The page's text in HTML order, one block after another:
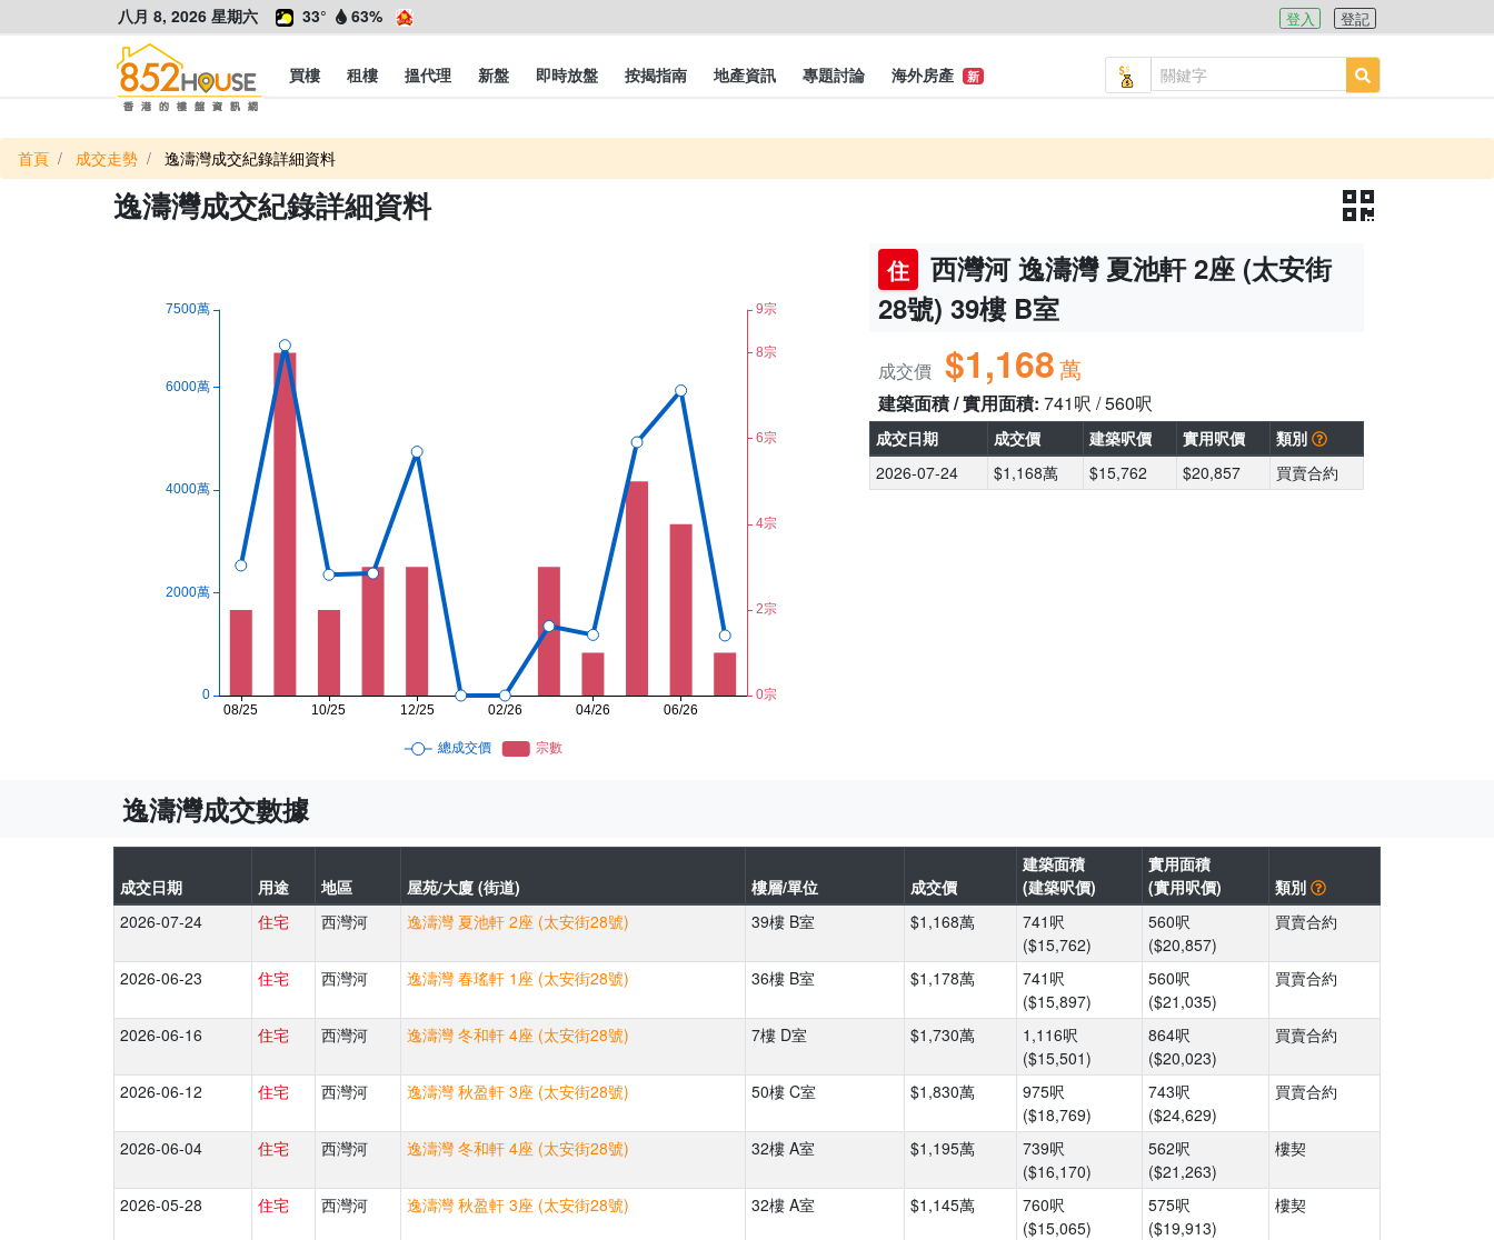
八月 8, 2026 星期六 33° 63% 登入 登記
買樓 租樓 搵代理 新盤 即時放盤 按揭指南 地產資訊 專題討論 海外房產 新
首頁 成交走勢 逸濤灣成交紀錄詳細資料
逸濤灣成交紀錄詳細資料
住
西灣河 逸濤灣 夏池軒 2座 (太安街
28號) 39樓 B室
成交價 $1,168萬
建築面積 / 實用面積: 741呎 / 560呎
成交日期 成交價 建築呎價 實用呎價
類別
2026-07-24
$1,168萬 $15,762 $20,857 買賣合約
逸濤灣成交數據
成交日期 用途 地區 屋苑/大廈 (街道) 樓層/單位 成交價
建築面積
(建築呎價)
實用面積
(實用呎價)
類別
2026-07-24
住宅 西灣河 逸濤灣 夏池軒 2座 (太安街28號) 39樓 B室 $1,168萬
741呎
($15,762)
560呎
($20,857)
買賣合約
2026-06-23 住宅 西灣河 逸濤灣 春瑤軒 1座 (太安街28號) 36樓 B室 $1,178萬
741呎
($15,897)
560呎
($21,035)
買賣合約
2026-06-16 住宅 西灣河 逸濤灣 冬和軒 4座 (太安街28號) 7樓 D室 $1,730萬
1,116呎
($15,501)
864呎
($20,023)
買賣合約
2026-06-12 住宅 西灣河 逸濤灣 秋盈軒 3座 (太安街28號) 50樓 C室 $1,830萬
975呎
($18,769)
743呎
($24,629)
買賣合約
2026-06-04 住宅 西灣河 逸濤灣 冬和軒 4座 (太安街28號) 32樓 A室 $1,195萬
739呎
($16,170)
562呎
($21,263)
樓契
2026-05-28 住宅 西灣河 逸濤灣 秋盈軒 3座 (太安街28號) 32樓 A室 $1,145萬
760呎
($15,065)
575呎
($19,913)
樓契